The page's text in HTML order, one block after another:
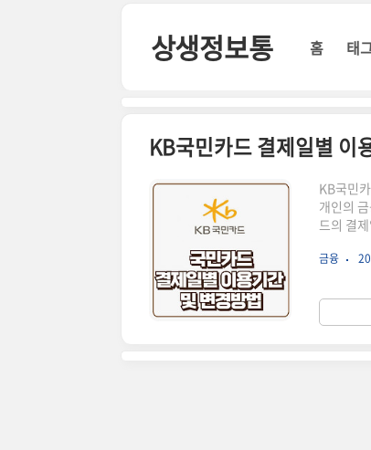
상생정보통 홈 태
KB국민카드 결제일별 이
KB국민
개인의
드의 결
월 1일부
까지의
하면 카
금융